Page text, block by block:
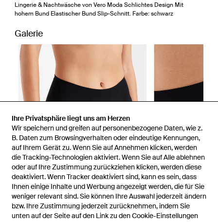
Ihre Privatsphäre liegt uns am Herzen
Wir speichern und greifen auf personenbezogene Daten, wie z.
B. Daten zum Browsingverhalten oder eindeutige Kennungen,
auf Ihrem Gerät zu. Wenn Sie auf Annehmen klicken, werden
die Tracking-Technologien aktiviert. Wenn Sie auf Alle ablehnen
oder auf Ihre Zustimmung zurückziehen klicken, werden diese
deaktiviert. Wenn Tracker deaktiviert sind, kann es sein, dass
Ihnen einige Inhalte und Werbung angezeigt werden, die für Sie
weniger relevant sind. Sie können Ihre Auswahl jederzeit ändern
bzw. Ihre Zustimmung jederzeit zurücknehmen, indem Sie
unten auf der Seite auf den Link zu den Cookie-Einstellungen
Lingerie & Nachtwäsche von Vero Moda Schlichtes Design Mit
hohem Bund Elastischer Bund Slip-Schnitt. Farbe: schwarz
Galerie